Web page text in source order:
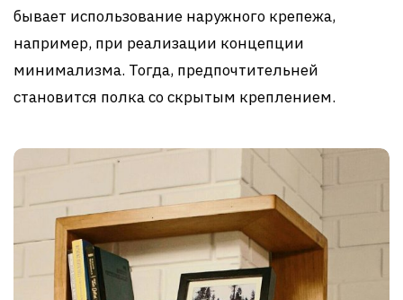
бывает использование наружного крепежа,
например, при реализации концепции
минимализма. Тогда, предпочтительней
становится полка со скрытым креплением.